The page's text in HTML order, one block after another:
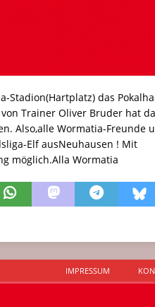
Stadion(Hartplatz) das
Trainer Oliver Bruder hat da
Also,alle Wormatia-Freunde
Elf ausNeuhausen ! Mit
möglich.Alla Wormatia
IMPRESSUM